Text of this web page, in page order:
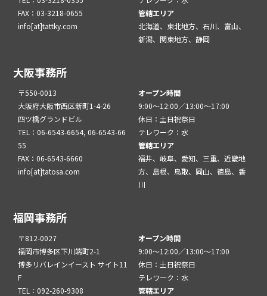
FAX：03-3218-0655
info[at]tattky.com
管轄エリア
北海道、東北地方、石川、富山、
新潟、関東地方、静岡
大阪事務所
〒550-0013
大阪府大阪市西区新町1-4-26
四ツ橋グランドビル
TEL：06-6543-6654, 06-6543-66
55
FAX：06-6543-6660
info[at]tatosa.com
オープン時間
9:00～12:00／13:00～17:00
休日：土日祝祭日
テレワーク：水
管轄エリア
福井、岐阜、愛知、三重、近畿地
方、島根、鳥取、岡山、徳島、香
川
福岡事務所
〒812-0027
福岡市博多区下川端町2-1
博多リバレインイースト サイト11
F
TEL：092-260-9308
オープン時間
9:00～12:00／13:00～17:00
休日：土日祝祭日
テレワーク：水
管轄エリア